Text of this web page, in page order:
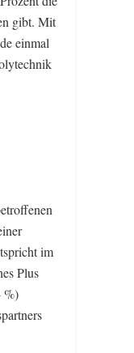
gibt. Mit
einmal
im
Plus
%)